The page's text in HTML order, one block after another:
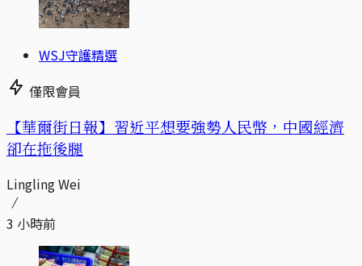
WSJ守護精選
僅限會員
【華爾街日報】習近平想要強勢人民幣，中國經濟
卻在拖後腿
Lingling Wei
3 小時前